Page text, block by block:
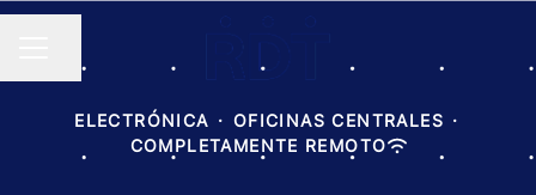
ELECTRÓNICA · OFICINAS CENTRALES ·
COMPLETAMENTE REMOTO